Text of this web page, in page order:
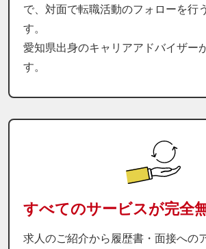
で、対面で転職活動のフォローを行
す。
愛知県出身のキャリアアドバイザー
す。
すべてのサービスが完全
求人のご紹介から履歴書・面接への